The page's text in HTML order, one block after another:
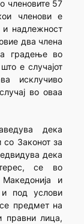
членовите 57
членови е
и надлежност
два члена
градење во
е случајот
исклучиво
во оваа
дека
со Законот за
дека
се во
и
под услови
предмет на
правни лица,